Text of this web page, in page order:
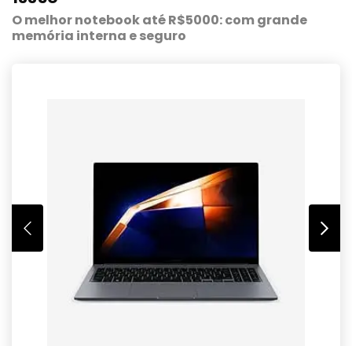
O melhor notebook até R$5000: com grande
memória interna e seguro